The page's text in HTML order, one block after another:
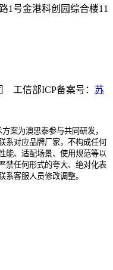
1号金港科创园综合楼11
工信部ICP备案号： 苏
案为澳思泰参与共同研发，
系对应品牌厂家，不构成任何
能、适配场景、使用规范等以
禁任何形式的夸大、绝对化表
客服人员修改调整。